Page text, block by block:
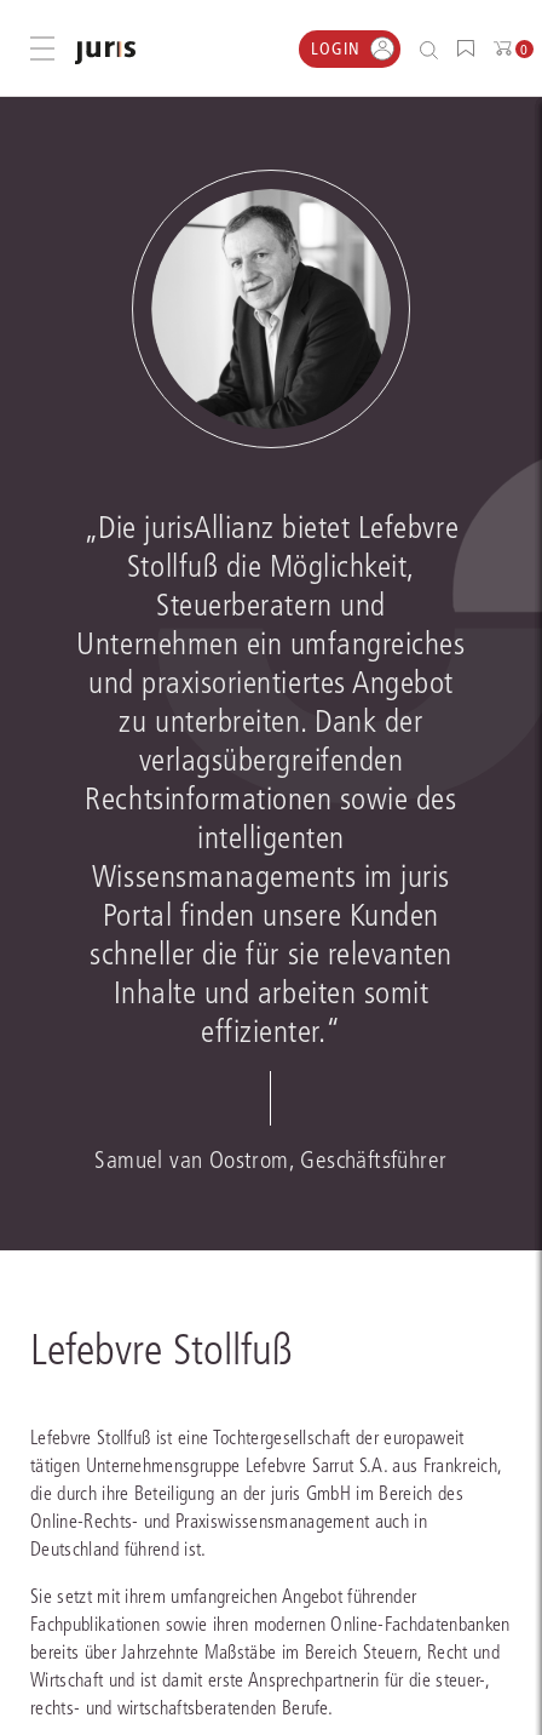
Menü öffnen LOGIN 0
„Die jurisAllianz bietet Lefebvre
Stollfuß die Möglichkeit,
Steuerberatern und
Unternehmen ein umfangreiches
und praxisorientiertes Angebot
zu unterbreiten. Dank der
verlagsübergreifenden
Rechtsinformationen sowie des
intelligenten
Wissensmanagements im juris
Portal finden unsere Kunden
schneller die für sie relevanten
Inhalte und arbeiten somit
effizienter.“
Samuel van Oostrom, Geschäftsführer
Lefebvre Stollfuß
Lefebvre Stollfuß ist eine Tochtergesellschaft der europaweit
tätigen Unternehmensgruppe Lefebvre Sarrut S.A. aus Frankreich,
die durch ihre Beteiligung an der juris GmbH im Bereich des
Online-Rechts- und Praxiswissensmanagement auch in
Deutschland führend ist.
Sie setzt mit ihrem umfangreichen Angebot führender
Fachpublikationen sowie ihren modernen Online-Fachdatenbanken
bereits über Jahrzehnte Maßstäbe im Bereich Steuern, Recht und
Wirtschaft und ist damit erste Ansprechpartnerin für die steuer-,
rechts- und wirtschaftsberatenden Berufe.